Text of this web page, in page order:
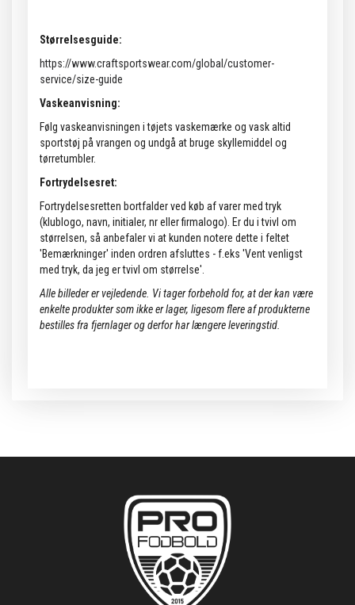
Størrelsesguide:
https://www.craftsportswear.com/global/customer-
service/size-guide
Vaskeanvisning:
Følg vaskeanvisningen i tøjets vaskemærke og vask altid
sportstøj på vrangen og undgå at bruge skyllemiddel og
tørretumbler.
Fortrydelsesret:
Fortrydelsesretten bortfalder ved køb af varer med tryk
(klublogo, navn, initialer, nr eller firmalogo). Er du i tvivl om
størrelsen, så anbefaler vi at kunden notere dette i feltet
'Bemærkninger' inden ordren afsluttes - f.eks 'Vent venligst
med tryk, da jeg er tvivl om størrelse'.
Alle billeder er vejledende. Vi tager forbehold for, at der kan være
enkelte produkter som ikke er lager, ligesom flere af produkterne
bestilles fra fjernlager og derfor har længere leveringstid.